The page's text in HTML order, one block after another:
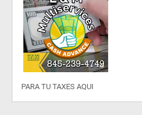
PARA TU TAXES AQUI